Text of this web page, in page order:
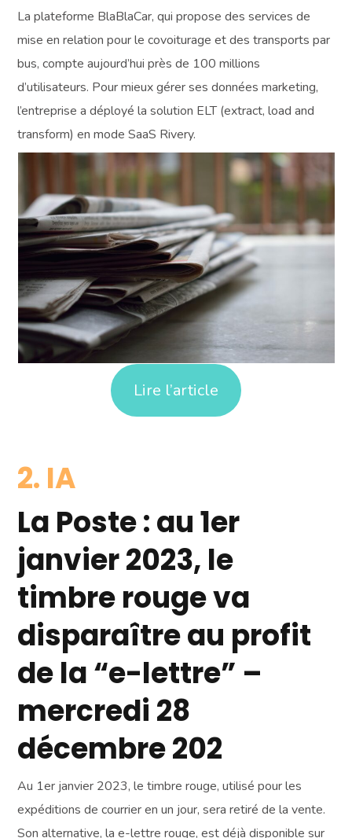
La plateforme BlaBlaCar, qui propose des services de
mise en relation pour le covoiturage et des transports par
bus, compte aujourd’hui près de 100 millions
d’utilisateurs. Pour mieux gérer ses données marketing,
l’entreprise a déployé la solution ELT (extract, load and
transform) en mode SaaS Rivery.
Lire l’article
2. IA
La Poste : au 1er
janvier 2023, le
timbre rouge va
disparaître au profit
de la “e-lettre” –
mercredi 28
décembre 202
Au 1er janvier 2023, le timbre rouge, utilisé pour les
expéditions de courrier en un jour, sera retiré de la vente.
Son alternative, la e-lettre rouge, est déjà disponible sur